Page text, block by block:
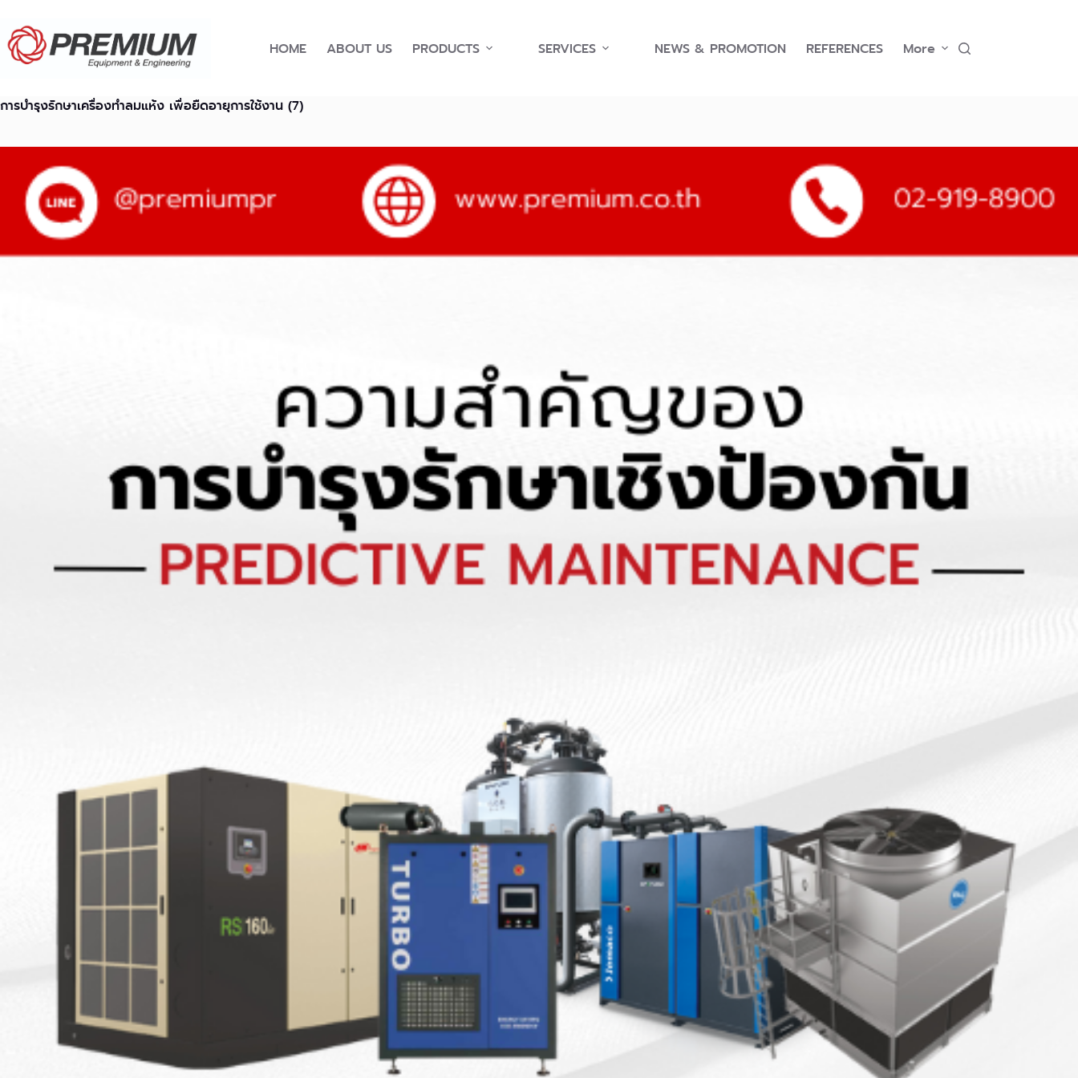
content
HOME ABOUT US PRODUCTS SERVICES NEWS & PROMOTION REFERENCES More
การบำรุงรักษาเครื่องทำลมแห้ง เพื่อยืดอายุการใช้งาน (7)